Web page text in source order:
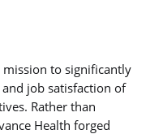
mission to significantly
job satisfaction of
Rather than
Health forged